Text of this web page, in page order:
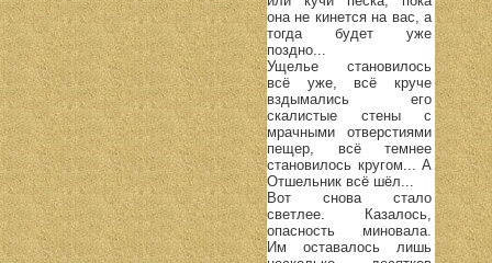
она не кинется на вас, а
тогда будет уже
поздно...
Ущелье становилось
всё уже, всё круче
вздымались его
скалистые стены с
мрачными отверстиями
пещер, всё темнее
становилось кругом... А
Отшельник всё шёл...
Вот снова стало
светлее. Казалось,
опасность миновала.
Им оставалось лишь